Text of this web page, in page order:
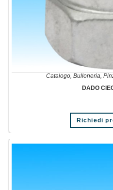
Catalogo, Bulloneria,
DADO
Richiedi